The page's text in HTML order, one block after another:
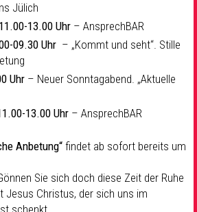
Jülich
13.00 Uhr – AnsprechBAR
09.30 Uhr – „Kommt und seht“. Stille
Uhr – Neuer Sonntagabend. „Aktuelle
13.00 Uhr – AnsprechBAR
Anbetung“ findet ab sofort bereits um
Sie sich doch diese Zeit der Ruhe
Jesus Christus, der sich uns im
schenkt.